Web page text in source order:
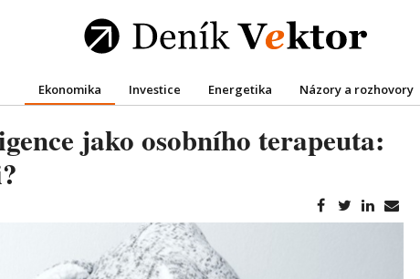
Ekonomika Investice Energetika Názory a rozhovory
jako osobního terapeuta: